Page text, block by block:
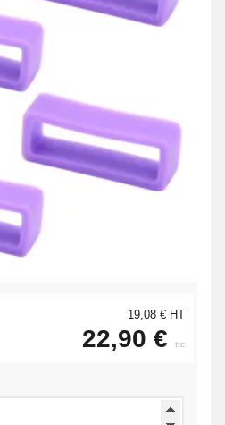
19,08 € HT
22,90 € ttc